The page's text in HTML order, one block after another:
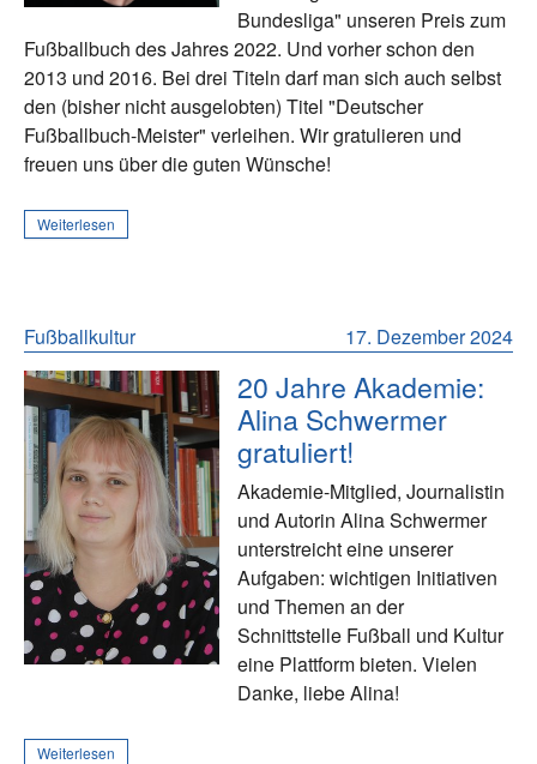
Bundesliga" unseren Preis zum
Fußballbuch des Jahres 2022. Und vorher schon den
2013 und 2016. Bei drei Titeln darf man sich auch selbst
den (bisher nicht ausgelobten) Titel "Deutscher
Fußballbuch-Meister" verleihen. Wir gratulieren und
freuen uns über die guten Wünsche!
Weiterlesen
17. Dezember 2024
Fußballkultur
20 Jahre Akademie:
Alina Schwermer
gratuliert!
Akademie-Mitglied, Journalistin
und Autorin Alina Schwermer
unterstreicht eine unserer
Aufgaben: wichtigen Initiativen
und Themen an der
Schnittstelle Fußball und Kultur
eine Plattform bieten. Vielen
Danke, liebe Alina!
Weiterlesen